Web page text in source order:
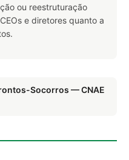
ou reestruturação
e diretores quanto a
Socorros — CNAE